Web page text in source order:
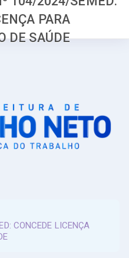
PARA
DE SAÚDE
CONCEDE LICENÇA